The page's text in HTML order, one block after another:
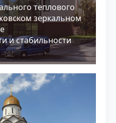
теплового
зеркальном
и стабильности